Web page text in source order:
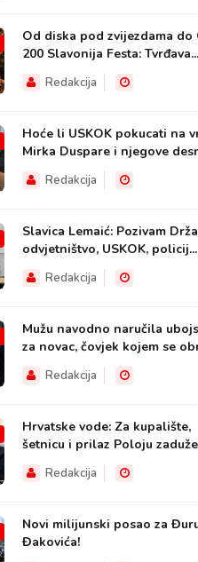
Od diska pod zvijezdama do
200 Slavonija Festa: Tvrđava...
Redakcija
Hoće li USKOK pokucati na
Mirka Duspare i njegove
Redakcija
Slavica Lemaić: Pozivam
odvjetništvo, USKOK, policij...
Redakcija
Mužu navodno naručila
za novac, čovjek kojem se
Redakcija
Hrvatske vode: Za kupalište,
šetnicu i prilaz Poloju
Redakcija
Novi milijunski posao za
Đakovića!